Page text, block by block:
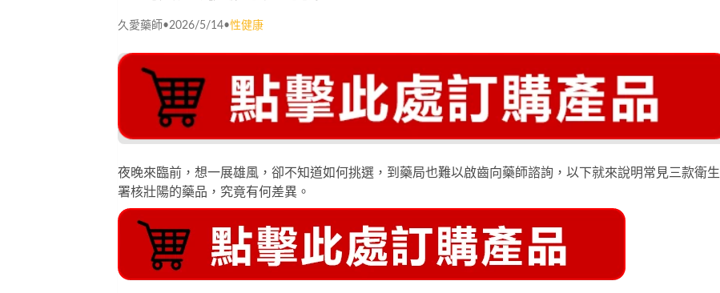
久愛藥師•2026/5/14•性健康
夜晚來臨前，想一展雄風，卻不知道如何挑選，到藥局也難以啟齒向藥師諮詢，以下就來說明常見三款衛生
署核壯陽的藥品，究竟有何差異。